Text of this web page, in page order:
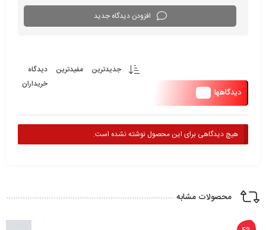
افزودن دیدگاه جدید
دیدگاهها
جدیدترین مفیدترین
دیدگاه
خریداران
هیچ دیدگاهی برای این محصول نوشته نشده است.
محصولات مشابه